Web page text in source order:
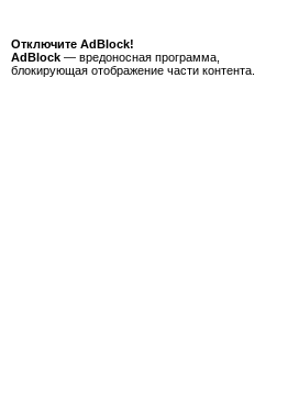
Отключите AdBlock!
AdBlock — вредоносная программа,
блокирующая отображение части контента.